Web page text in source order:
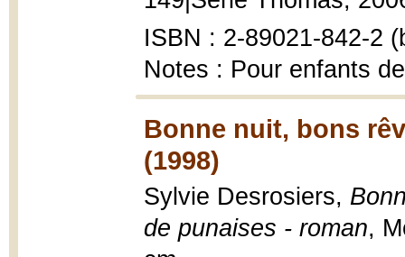
ISBN : 2-89021-842-2
Notes : Pour enfants
Bonne nuit, bons
(1998)
Sylvie Desrosiers,
de punaises - roman,